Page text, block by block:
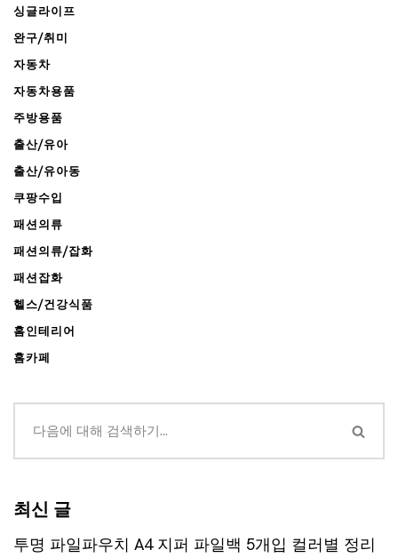
싱글라이프
완구/취미
자동차
자동차용품
주방용품
출산/유아
출산/유아동
쿠팡수입
패션의류
패션의류/잡화
패션잡화
헬스/건강식품
홈인테리어
홈카페
최신 글
투명 파일파우치 A4 지퍼 파일백 5개입 컬러별 정리